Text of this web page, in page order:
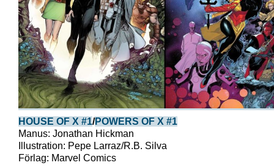
HOUSE OF X #1/POWERS OF X #1
Manus: Jonathan Hickman
Illustration: Pepe Larraz/R.B. Silva
Förlag: Marvel Comics